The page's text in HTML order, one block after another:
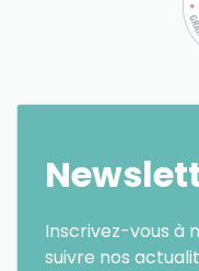
Inscrivez-vous à
suivre nos